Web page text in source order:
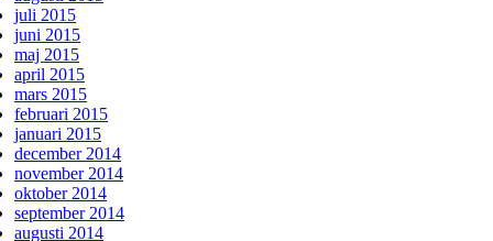
juli 2015
juni 2015
maj 2015
april 2015
mars 2015
februari 2015
januari 2015
december 2014
november 2014
oktober 2014
september 2014
augusti 2014